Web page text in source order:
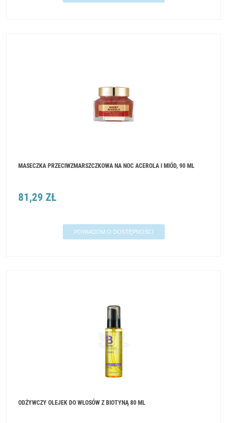
MASECZKA PRZECIWZMARSZCZKOWA NA NOC ACEROLA I MIÓD, 90 ML
81,29 ZŁ
POWIADOM O DOSTĘPNOŚCI
ODŻYWCZY OLEJEK DO WŁOSÓW Z BIOTYNĄ 80 ML